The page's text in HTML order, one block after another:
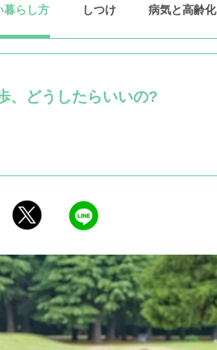
暮らし方 しつけ 病気と高齢化
、どうしたらいいの?